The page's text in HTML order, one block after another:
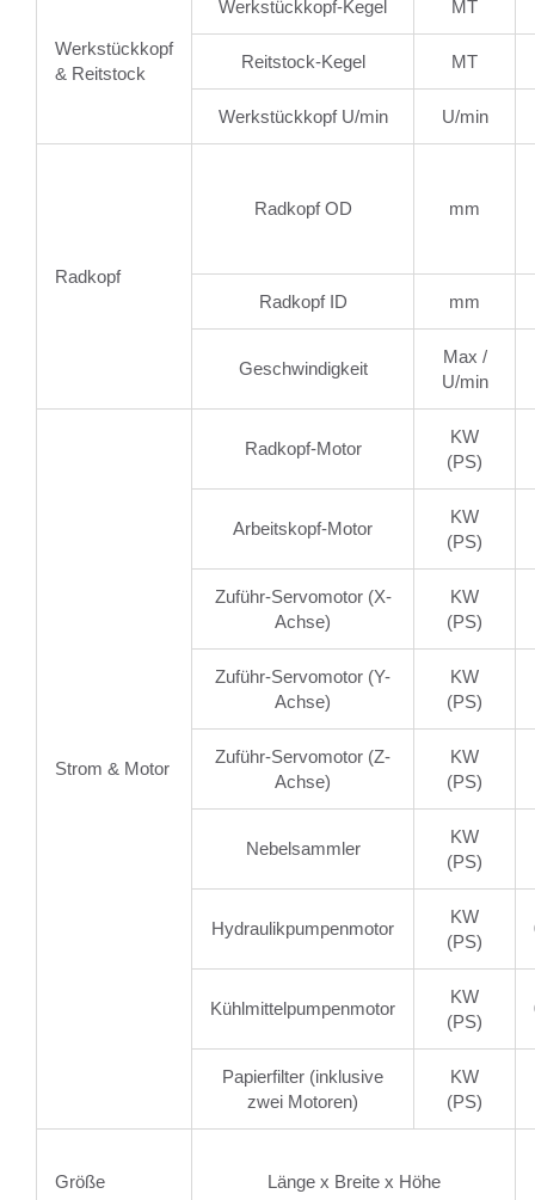
Werkstückkopf
& Reitstock
Werkstückkopf-Kegel MT
Reitstock-Kegel MT
Werkstückkopf U/min U/min
Radkopf
Radkopf OD mm
Radkopf ID mm
Geschwindigkeit
Max /
U/min
Strom & Motor
Radkopf-Motor
KW
(PS)
Arbeitskopf-Motor
KW
(PS)
Zuführ-Servomotor (X-
Achse)
KW
(PS)
Zuführ-Servomotor (Y-
Achse)
KW
(PS)
Zuführ-Servomotor (Z-
Achse)
KW
(PS)
Nebelsammler
KW
(PS)
Hydraulikpumpenmotor
KW
(PS)
Kühlmittelpumpenmotor
KW
(PS)
Papierfilter (inklusive
zwei Motoren)
KW
(PS)
Größe Länge x Breite x Höhe